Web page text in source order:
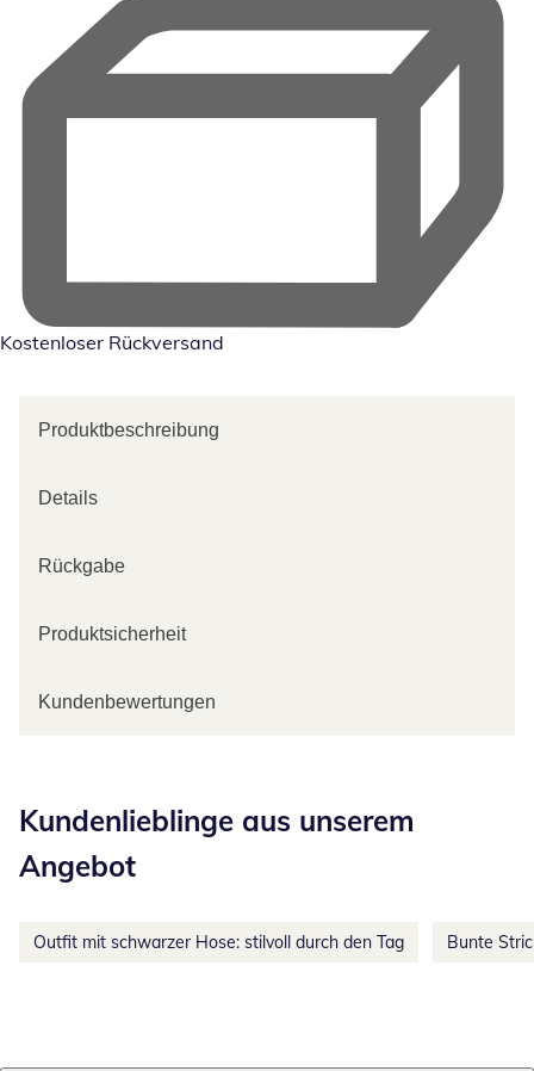
Kostenloser Rückversand
Produktbeschreibung
Details
Rückgabe
Produktsicherheit
Kundenbewertungen
Kundenlieblinge aus unserem
Angebot
Outfit mit schwarzer Hose: stilvoll durch den Tag Bunte